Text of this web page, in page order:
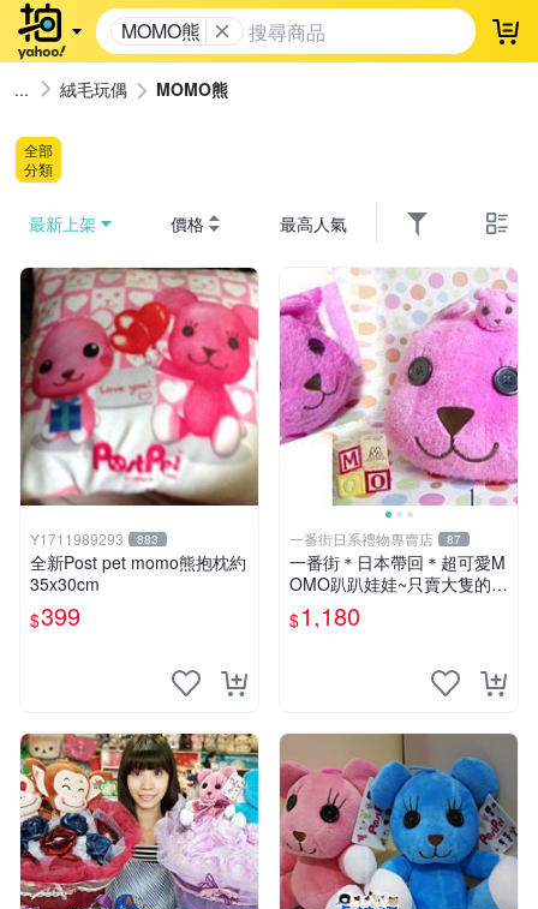
MOMO熊 登
絨毛玩偶 MOMO熊
全部
分類
最新上架 價格 最高人氣
Y1711989293 883
全新Post pet momo熊抱枕約
35x30cm
$399
一番街日系禮物專賣店 87
一番街＊日本帶回＊超可愛M
OMO趴趴娃娃~只賣大隻的1
號~單隻價～生日禮物
$1,180